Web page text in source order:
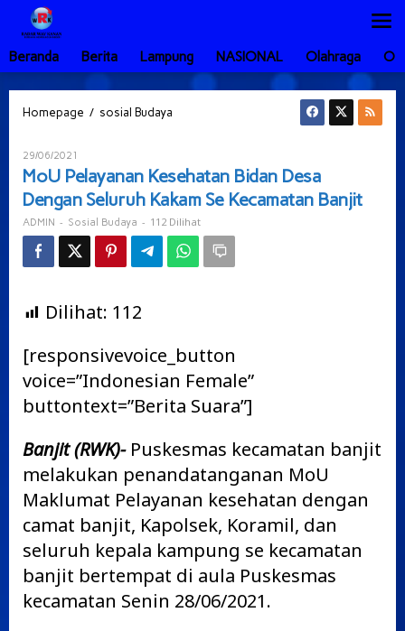
Lewati
konten
Beranda
Berita Lampung NASIONAL Olahraga
Homepage / sosial Budaya
Desa
Dengan
Kakam
Se
Kecamatan
29/06/2021
ADMIN
MoU Pelayanan Kesehatan Bidan Desa
Dengan Seluruh Kakam Se Kecamatan Banjit
ADMIN - Sosial Budaya - 112 Dilihat
Dilihat: 112
[responsivevoice_button
voice=”Indonesian Female”
buttontext=”Berita Suara”]
Banjit (RWK)-Puskesmas kecamatan banjit
melakukan penandatanganan MoU
Maklumat Pelayanan kesehatan dengan
camat banjit, Kapolsek, Koramil, dan
seluruh kepala kampung se kecamatan
banjit bertempat di aula Puskesmas
kecamatan Senin 28/06/2021.